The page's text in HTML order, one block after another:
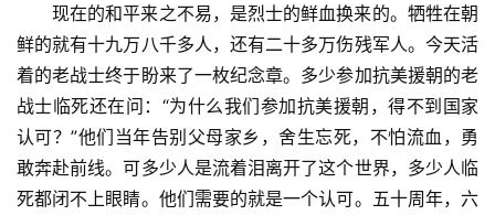
首
文
化
生
现在的和平来之不易，是烈士的鲜血换来的。牺牲在朝
鲜的就有十九万八千多人，还有二十多万伤残军人。今天活
着的老战士终于盼来了一枚纪念章。多少参加抗美援朝的老
战士临死还在问：“为什么我们参加抗美援朝，得不到国家
认可？”他们当年告别父母家乡，舍生忘死，不怕流血，勇
敢奔赴前线。可多少人是流着泪离开了这个世界，多少人临
死都闭不上眼睛。他们需要的就是一个认可。五十周年，六